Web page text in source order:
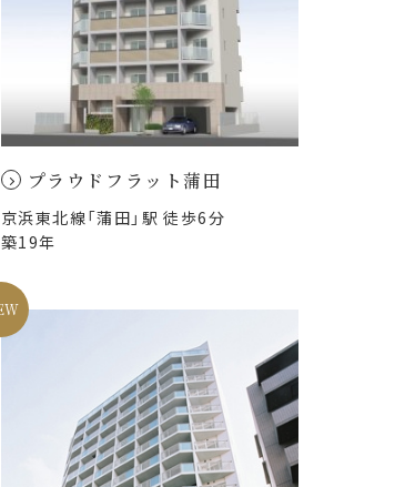
プラウドフラット蒲田
京浜東北線「蒲田」駅 徒歩6分
築19年